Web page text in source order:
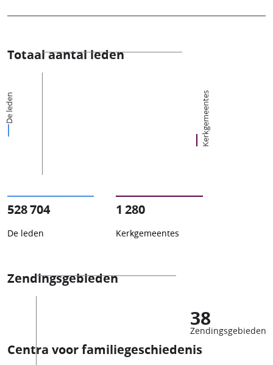
Totaal aantal leden
De leden Kerkgemeentes
528 704
De leden
1 280
Kerkgemeentes
Zendingsgebieden
38
Zendingsgebieden
Centra voor familiegeschiedenis